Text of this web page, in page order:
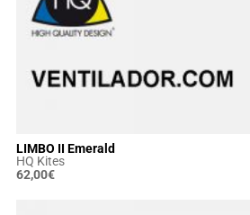
LIMBO II Emerald
HQ Kites
62,00€